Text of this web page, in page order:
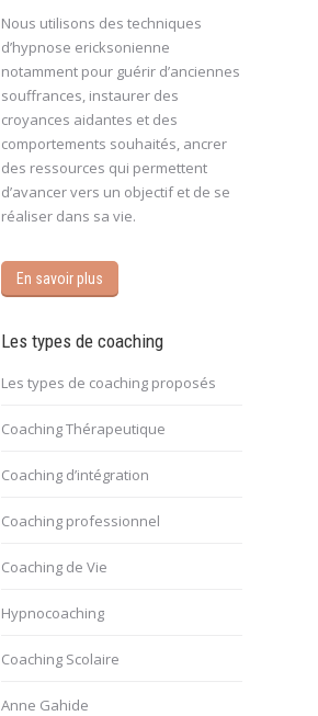
Nous utilisons des techniques
d’hypnose ericksonienne
notamment pour guérir d’anciennes
souffrances, instaurer des
croyances aidantes et des
comportements souhaités, ancrer
des ressources qui permettent
d’avancer vers un objectif et de se
réaliser dans sa vie.
En savoir plus
Les types de coaching
Les types de coaching proposés
Coaching Thérapeutique
Coaching d’intégration
Coaching professionnel
Coaching de Vie
Hypnocoaching
Coaching Scolaire
Anne Gahide